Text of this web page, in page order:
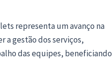
representa um avanço na
a gestão dos serviços,
das equipes, beneficiando